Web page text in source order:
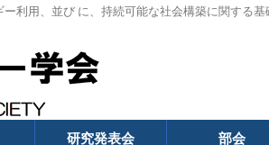
利用、並び に、持続可能な社会構築に関する
研究発表会 部会